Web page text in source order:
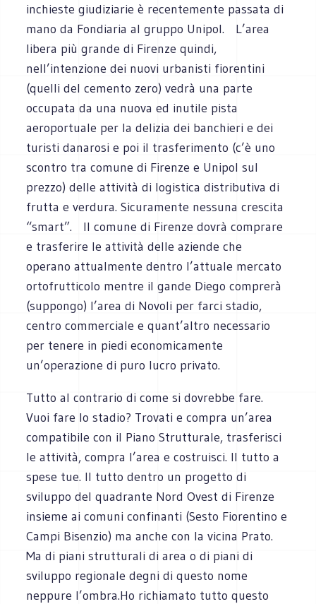
inchieste giudiziarie è recentemente passata di
mano da Fondiaria al gruppo Unipol. L’area
libera più grande di Firenze quindi,
nell’intenzione dei nuovi urbanisti fiorentini
(quelli del cemento zero) vedrà una parte
occupata da una nuova ed inutile pista
aeroportuale per la delizia dei banchieri e dei
turisti danarosi e poi il trasferimento (c’è uno
scontro tra comune di Firenze e Unipol sul
prezzo) delle attività di logistica distributiva di
frutta e verdura. Sicuramente nessuna crescita
“smart”. Il comune di Firenze dovrà comprare
e trasferire le attività delle aziende che
operano attualmente dentro l’attuale mercato
ortofrutticolo mentre il gande Diego comprerà
(suppongo) l’area di Novoli per farci stadio,
centro commerciale e quant’altro necessario
per tenere in piedi economicamente
un’operazione di puro lucro privato.
Tutto al contrario di come si dovrebbe fare.
Vuoi fare lo stadio? Trovati e compra un’area
compatibile con il Piano Strutturale, trasferisci
le attività, compra l’area e costruisci. Il tutto a
spese tue. Il tutto dentro un progetto di
sviluppo del quadrante Nord Ovest di Firenze
insieme ai comuni confinanti (Sesto Fiorentino e
Campi Bisenzio) ma anche con la vicina Prato.
Ma di piani strutturali di area o di piani di
sviluppo regionale degni di questo nome
neppure l’ombra.Ho richiamato tutto questo